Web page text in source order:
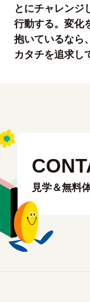
とにチャレンジ
行動する。変化
抱いているなら
カタチを追求し
見学＆無料